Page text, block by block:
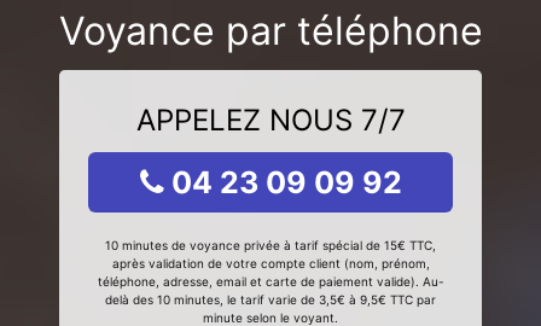
Voyance par téléphone
APPELEZ NOUS 7/7
04 23 09 09 92
10 minutes de voyance privée à tarif spécial de 15€ TTC,
après validation de votre compte client (nom, prénom,
téléphone, adresse, email et carte de paiement valide). Au-
delà des 10 minutes, le tarif varie de 3,5€ à 9,5€ TTC par
minute selon le voyant.